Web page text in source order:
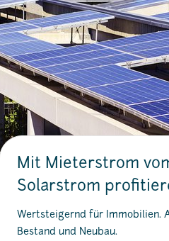
Mit Mieterstrom
Solarstrom
Wertsteigernd für Immobilien.
Bestand und Neubau.